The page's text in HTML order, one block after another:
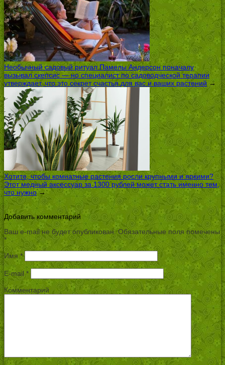
Необычный садовый ритуал Памелы Андерсон поначалу
вызывал скепсис — но специалист по садоводческой терапии
утверждает, что это секрет счастья для вас и ваших растений →
Хотите, чтобы комнатные растения росли крупными и яркими?
Этот медный аксессуар за 1300 рублей может стать именно тем,
что нужно→
Добавить комментарий
Ваш e-mail не будет опубликован.Обязательные поля помечены
*
Имя*
E-mail*
Комментарий